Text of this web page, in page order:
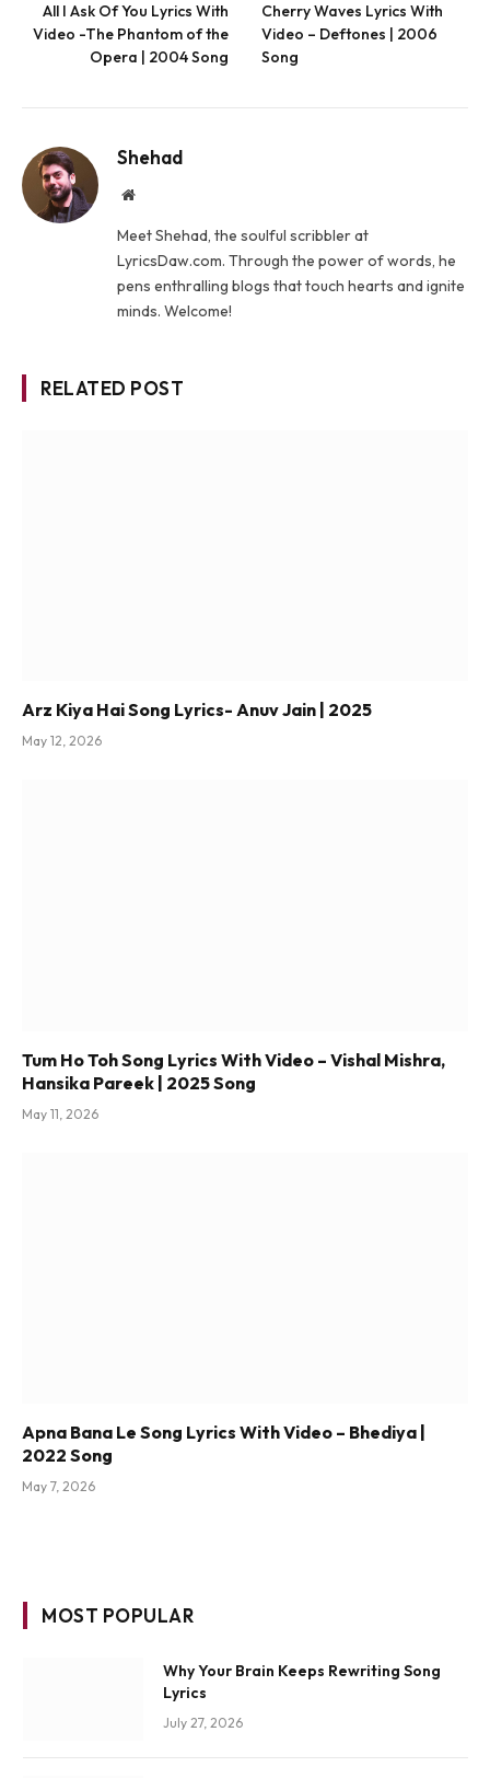
All I Ask Of You Lyrics With
Video -The Phantom of the
Opera | 2004 Song
Cherry Waves Lyrics With
Video – Deftones | 2006
Song
Shehad
Website
Meet Shehad, the soulful scribbler at
LyricsDaw.com. Through the power of words, he
pens enthralling blogs that touch hearts and ignite
minds. Welcome!
RELATED POST
Arz Kiya Hai Song Lyrics- Anuv Jain | 2025
May 12, 2026
Tum Ho Toh Song Lyrics With Video – Vishal Mishra,
Hansika Pareek | 2025 Song
May 11, 2026
Apna Bana Le Song Lyrics With Video – Bhediya |
2022 Song
May 7, 2026
MOST POPULAR
Why Your Brain Keeps Rewriting Song
Lyrics
July 27, 2026